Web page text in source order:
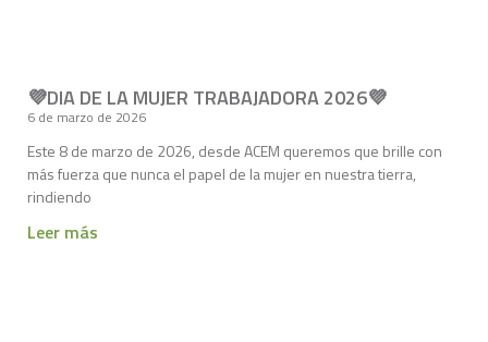
💜DIA DE LA MUJER TRABAJADORA 2026💜
6 de marzo de 2026
Este 8 de marzo de 2026, desde ACEM queremos que brille con
más fuerza que nunca el papel de la mujer en nuestra tierra,
rindiendo
Leer más